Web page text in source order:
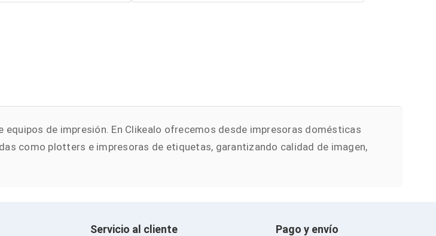
de impresión. En Clikealo ofrecemos desde impresoras domésticas
como plotters e impresoras de etiquetas, garantizando calidad de imagen,
Servicio al cliente Pago y envío